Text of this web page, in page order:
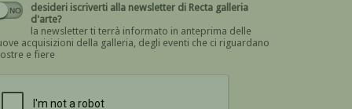
desideri iscriverti alla newsletter di Recta galleria
d'arte?
la newsletter ti terrà informato in anteprima delle
acquisizioni della galleria, degli eventi che ci riguardano
e fiere